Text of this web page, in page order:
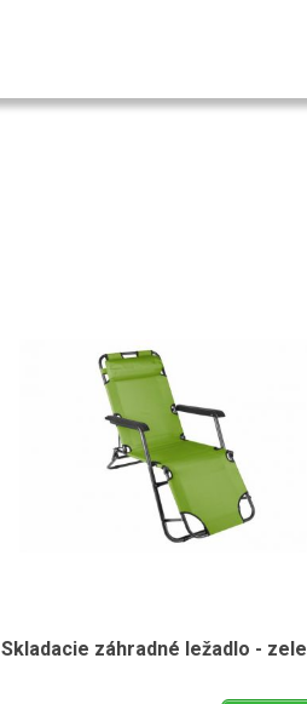
Skladacie záhradné ležadlo -